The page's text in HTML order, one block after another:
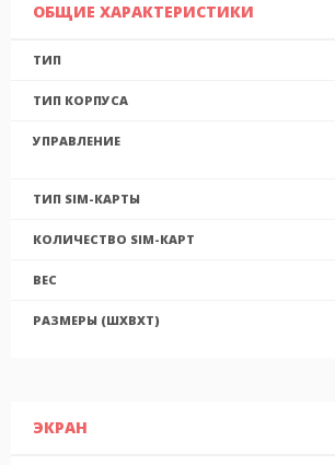
ОБЩИЕ ХАРАКТЕРИСТИКИ
ТИП
ТИП КОРПУСА
УПРАВЛЕНИЕ
ТИП SIM-КАРТЫ
КОЛИЧЕСТВО SIM-КАРТ
ВЕС
РАЗМЕРЫ (ШXВXТ)
ЭКРАН